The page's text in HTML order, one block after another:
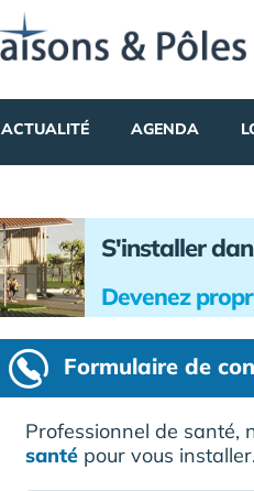
ACTUALITÉ AGENDA
S'installer
Devenez
Formulaire de
Professionnel de santé,
santé pour vous installer.